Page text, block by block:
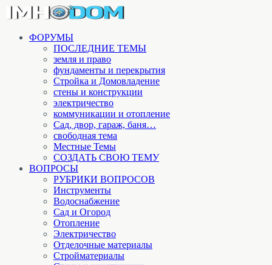
ФОРУМЫ
ПОСЛЕДНИЕ ТЕМЫ
земля и право
фундаменты и перекрытия
Стройка и Домовладение
стены и конструкции
электричество
коммуникации и отопление
Cад, двор, гараж, баня…
свободная тема
Местные Темы
СОЗДАТЬ СВОЮ ТЕМУ
ВОПРОСЫ
РУБРИКИ ВОПРОСОВ
Инструменты
Водоснабжение
Сад и Огород
Отопление
Электричество
Отделочные материалы
Стройматериалы